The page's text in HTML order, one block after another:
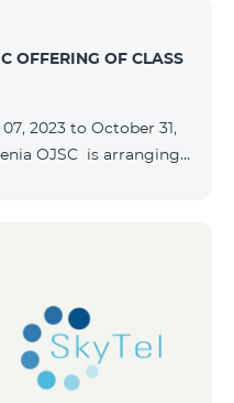
OFFERING OF CLASS
2023 to October 31,
OJSC is arranging